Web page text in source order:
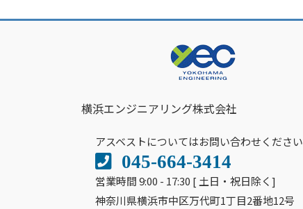
横浜エンジニアリング株式会社
アスベストについてはお問い合わせください
045-664-3414
営業時間 9:00 - 17:30 [ 土日・祝日除く]
神奈川県横浜市中区万代町1丁目2番地12号